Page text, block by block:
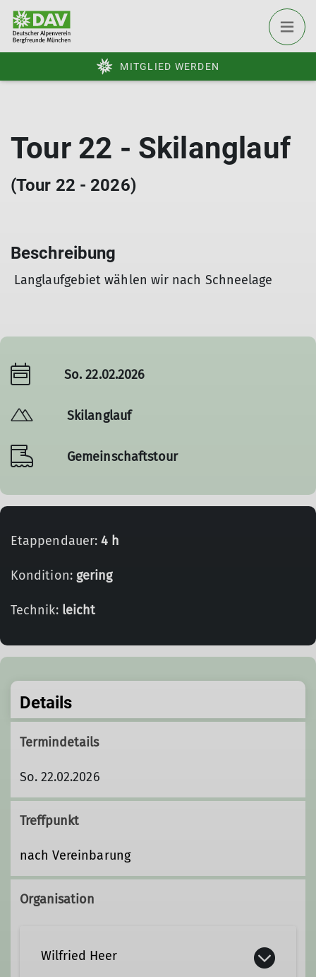
MITGLIED WERDEN
Tour 22 - Skilanglauf
(Tour 22 - 2026)
Beschreibung
Langlaufgebiet wählen wir nach Schneelage
So. 22.02.2026
Skilanglauf
Gemeinschaftstour
Etappendauer:4 h
Kondition: gering
Technik: leicht
Details
Termindetails
So. 22.02.2026
Treffpunkt
nach Vereinbarung
Organisation
Wilfried Heer